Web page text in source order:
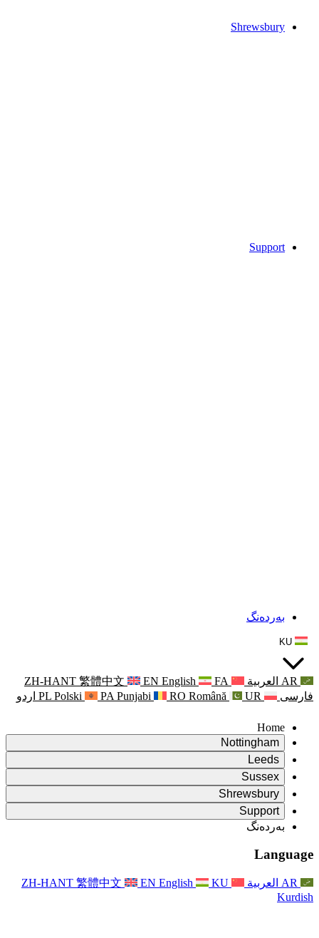
ZH-HANT 繁體中文
EN
PL Polski PA Punjabi اردو
Rapora
Rapora
Rapora
خێزان
ZH-HANT 繁體中文 EN